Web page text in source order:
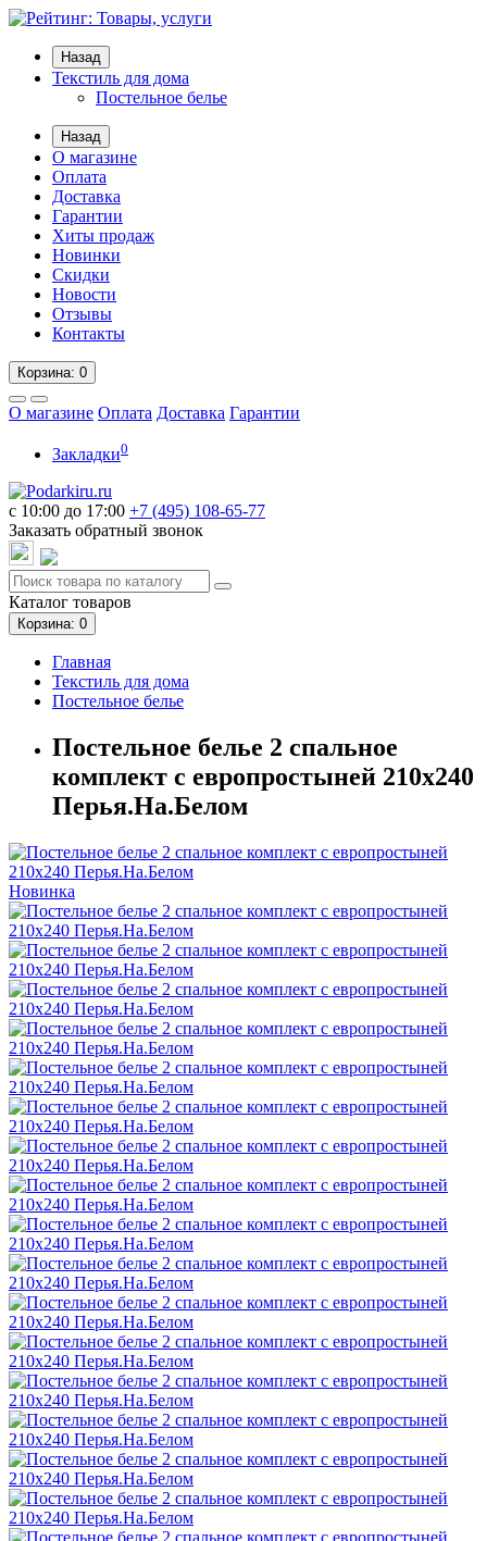
Назад
Текстиль для дома
Постельное белье
Назад
О магазине
Оплата
Доставка
Гарантии
Хиты продаж
Новинки
Скидки
Новости
Отзывы
Контакты
Корзина: 0
О магазине Оплата Доставка Гарантии
Закладки0
c 10:00 до 17:00 +7 (495) 108-65-77
Заказать обратный звонок
Каталог товаров
Корзина: 0
Главная
Текстиль для дома
Постельное белье
Постельное белье 2 спальное
комплект с европростыней 210х240
Перья.На.Белом
Новинка